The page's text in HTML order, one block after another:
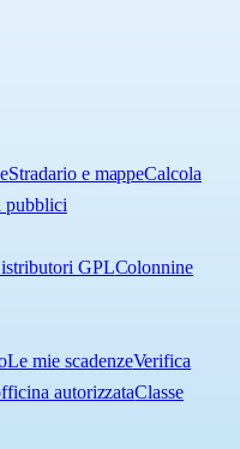
Stradario e mappeCalcola
pubblici
GPLColonnine
Le mie scadenzeVerifica
autorizzataClasse